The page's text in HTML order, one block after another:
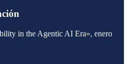
in the Agentic AI Era», enero